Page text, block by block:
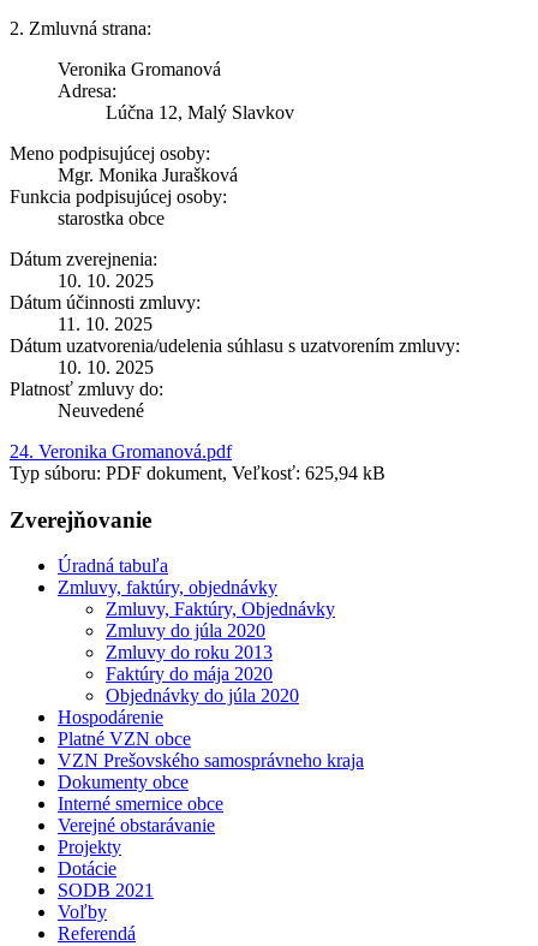
2. Zmluvná strana:
Veronika Gromanová
Adresa:
Lúčna 12, Malý Slavkov
Meno podpisujúcej osoby:
Mgr. Monika Jurašková
Funkcia podpisujúcej osoby:
starostka obce
Dátum zverejnenia:
10. 10. 2025
Dátum účinnosti zmluvy:
11. 10. 2025
Dátum uzatvorenia/udelenia súhlasu s uzatvorením zmluvy:
10. 10. 2025
Platnosť zmluvy do:
Neuvedené
24. Veronika Gromanová.pdf
Typ súboru: PDF dokument, Veľkosť: 625,94 kB
Zverejňovanie
Úradná tabuľa
Zmluvy, faktúry, objednávky
Zmluvy, Faktúry, Objednávky
Zmluvy do júla 2020
Zmluvy do roku 2013
Faktúry do mája 2020
Objednávky do júla 2020
Hospodárenie
Platné VZN obce
VZN Prešovského samosprávneho kraja
Dokumenty obce
Interné smernice obce
Verejné obstarávanie
Projekty
Dotácie
SODB 2021
Voľby
Referendá